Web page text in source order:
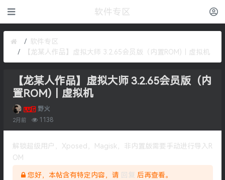
软件专区
软件专区
【龙某人作品】虚拟大师 3.2.65会员版（内置ROM)｜虚拟机
【龙某人作品】虚拟大师 3.2.65会员版（内
置ROM)｜虚拟机
野火
2月前 1138
解锁超级用户，Xposed，Magisk，非内置版需要手动进行导入R
OM
您好，本帖含有特定内容，请 回复 后再查看。